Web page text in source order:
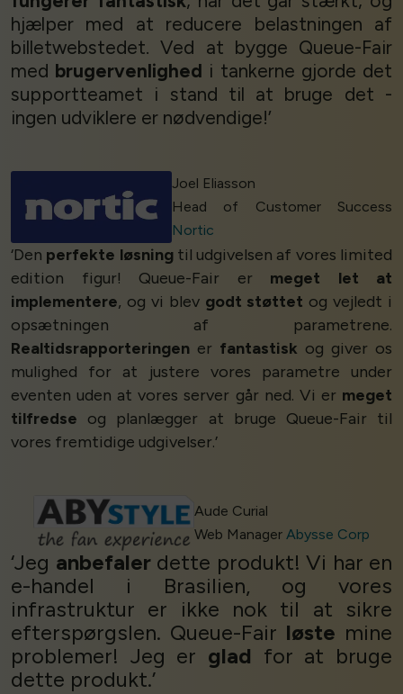
hjælper med at reducere belastningen af
billetwebstedet. Ved at bygge Queue-Fair
med brugervenlighed i tankerne gjorde det
supportteamet i stand til at bruge det -
ingen udviklere er nødvendige!’
Joel Eliasson
Head of Customer Success
Nortic
‘Den perfekte løsningtil udgivelsen af vores limited
edition figur! Queue-Fair er meget let at
implementere, og vi blev godt støttet og vejledt i
opsætningen af parametrene.
Realtidsrapporteringen er fantastisk og giver os
mulighed for at justere vores parametre under
eventen uden at vores server går ned. Vi er meget
tilfredse og planlægger at bruge Queue-Fair til
vores fremtidige udgivelser.’
Aude Curial
Web ManagerAbysse Corp
‘Jeg anbefalerdette produkt! Vi har en
e-handel i Brasilien, og vores
infrastruktur er ikke nok til at sikre
efterspørgslen. Queue-Fair løste mine
problemer! Jeg er glad for at bruge
dette produkt.’